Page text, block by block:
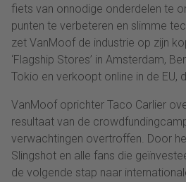
fiets van onnodige onderdelen te
punten te verbeteren en slimme
zet VanMoof de industrie op zijn
‘Flagship Stores’ in Amsterdam,
Tokio en verkoopt online in de EU,
VanMoof oprichter Taco Carlier
resultaat van de
verwachtingen overtroffen. Door
Slingshot en alle fans die
de volgende stap naar